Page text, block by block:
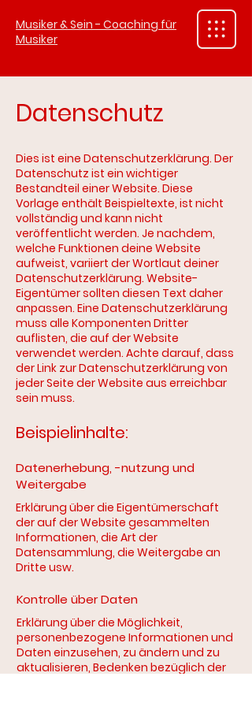
Musiker & Sein - Coaching für
Musiker
Datenschutz
Dies ist eine Datenschutzerklärung. Der
Datenschutz ist ein wichtiger
Bestandteil einer Website. Diese
Vorlage enthält Beispieltexte, ist nicht
vollständig und kann nicht
veröffentlicht werden. Je nachdem,
welche Funktionen deine Website
aufweist, variiert der Wortlaut deiner
Datenschutzerklärung. Website-
Eigentümer sollten diesen Text daher
anpassen. Eine Datenschutzerklärung
muss alle Komponenten Dritter
auflisten, die auf der Website
verwendet werden. Achte darauf, dass
der Link zur Datenschutzerklärung von
jeder Seite der Website aus erreichbar
sein muss.
Beispielinhalte:
Datenerhebung, -nutzung und
Weitergabe
Erklärung über die Eigentümerschaft
der auf der Website gesammelten
Informationen, die Art der
Datensammlung, die Weitergabe an
Dritte usw.
Kontrolle über Daten
Erklärung über die Möglichkeit,
personenbezogene Informationen und
Daten einzusehen, zu ändern und zu
aktualisieren, Bedenken bezüglich der